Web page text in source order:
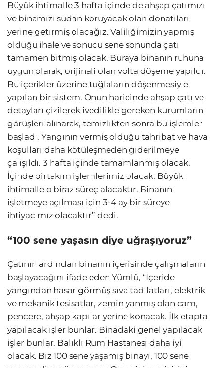
Büyük ihtimalle 3 hafta içinde de ahşap çatımızı
ve binamızı sudan koruyacak olan donatıları
yerine getirmiş olacağız. Valiliğimizin yapmış
olduğu ihale ve sonucu sene sonunda çatı
tamamen bitmiş olacak. Buraya binanın ruhuna
uygun olarak, orijinali olan volta döşeme yapıldı.
Bu içerikler üzerine tuğlaların döşenmesiyle
yapılan bir sistem. Onun haricinde ahşap çatı ve
detayları çizilerek ivedilikle gereken kurumların
görüşleri alınarak, temizlikten sonra bu işlemler
başladı. Yangının vermiş olduğu tahribat ve hava
koşulları daha kötüleşmeden giderilmeye
çalışıldı. 3 hafta içinde tamamlanmış olacak.
İçinde birtakım işlemlerimiz olacak. Büyük
ihtimalle o biraz süreç alacaktır. Binanın
işletmeye açılması için 3-4 ay bir süreye
ihtiyacımız olacaktır” dedi.
“100 sene yaşasın diye uğraşıyoruz”
Çatının ardından binanın içerisinde çalışmaların
başlayacağını ifade eden Yümlü, “İçeride
yangından hasar görmüş sıva tadilatları, elektrik
ve mekanik tesisatlar, zemin yanmış olan cam,
pencere, ahşap kapılar yerine konacak. İlk etapta
yapılacak işler bunlar. Binadaki genel yapılacak
işler bunlar. Balıklı Rum Hastanesi daha iyi
olacak. Biz 100 sene yaşamış binayı, 100 sene